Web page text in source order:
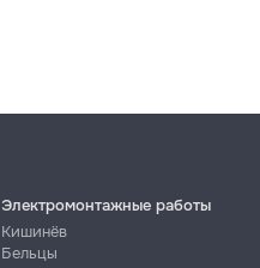
Электромонтажные работы
Кишинёв
Бельцы